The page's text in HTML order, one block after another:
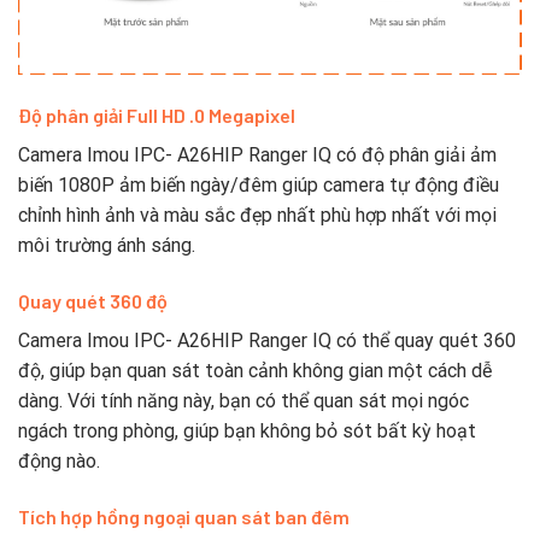
Độ phân giải Full HD .0 Megapixel
Camera Imou IPC- A26HIP Ranger IQ có độ phân giải ảm
biến 1080P ảm biến ngày/đêm giúp camera tự động điều
chỉnh hình ảnh và màu sắc đẹp nhất phù hợp nhất với mọi
môi trường ánh sáng.
Quay quét 360 độ
Camera Imou IPC- A26HIP Ranger IQ có thể quay quét 360
độ, giúp bạn quan sát toàn cảnh không gian một cách dễ
dàng. Với tính năng này, bạn có thể quan sát mọi ngóc
ngách trong phòng, giúp bạn không bỏ sót bất kỳ hoạt
động nào.
Tích hợp hồng ngoại quan sát ban đêm